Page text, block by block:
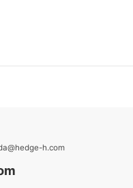
h.com